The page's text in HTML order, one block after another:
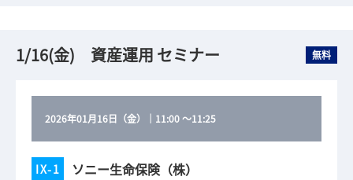
1/16(金) 資産運用 セミナー 無料
2026年01月16日（金） 11:00～11:25
IX-1 ソニー生命保険（株）